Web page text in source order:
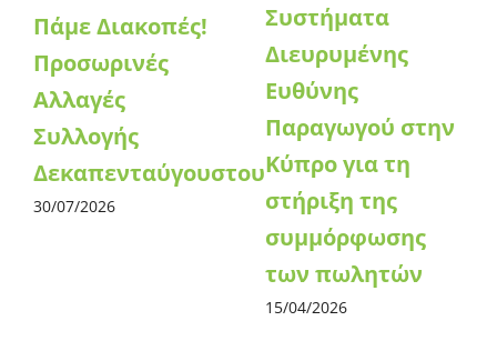
Πάμε Διακοπές!
Προσωρινές
Αλλαγές
Συλλογής
Δεκαπενταύγουστου
30/07/2026
Συστήματα
Διευρυμένης
Ευθύνης
Παραγωγού στην
Κύπρο για τη
στήριξη της
συμμόρφωσης
των πωλητών
15/04/2026